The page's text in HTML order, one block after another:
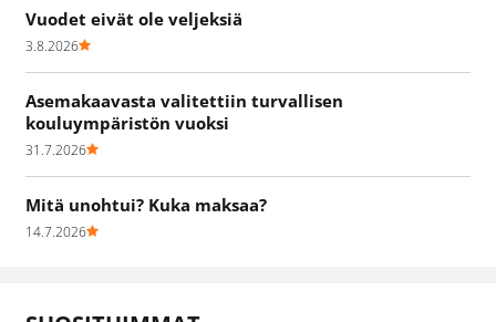
Vuodet eivät ole veljeksiä
3.8.2026
Asemakaavasta valitettiin turvallisen
kouluympäristön vuoksi
31.7.2026
Mitä unohtui? Kuka maksaa?
14.7.2026